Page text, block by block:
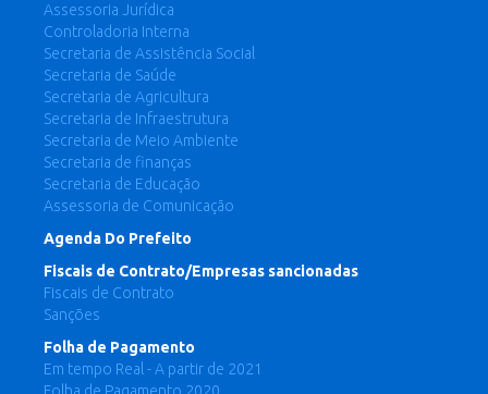
Assessoria Jurídica
Controladoria Interna
Secretaria de Assistência Social
Secretaria de Saúde
Secretaria de Agricultura
Secretaria de Infraestrutura
Secretaria de Meio Ambiente
Secretaria de finanças
Secretaria de Educação
Assessoria de Comunicação
Agenda Do Prefeito
Fiscais de Contrato/Empresas sancionadas
Fiscais de Contrato
Sanções
Folha de Pagamento
Em tempo Real - A partir de 2021